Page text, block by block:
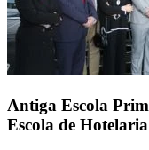
Antiga Escola
Escola de